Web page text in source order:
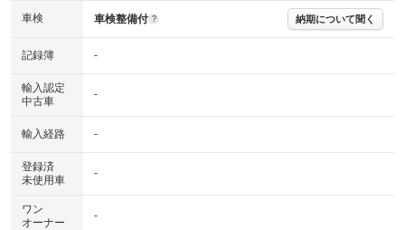
車検 車検整備付 ? 納期について聞く
記録簿 -
輸入認定
中古車
-
輸入経路 -
登録済
未使用車
-
ワン
オーナー
-